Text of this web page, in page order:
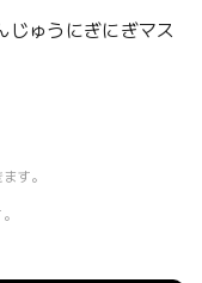
じゅうにぎにぎマス
す。